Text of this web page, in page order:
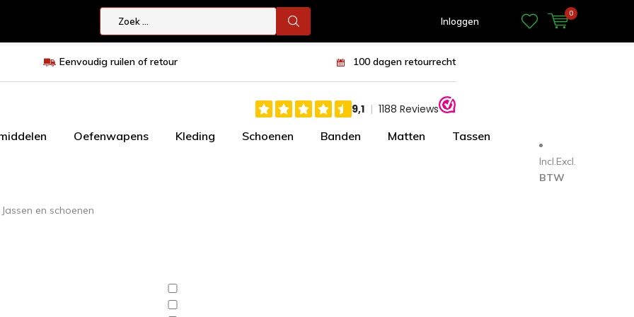
Inloggen
0
Eenvoudig ruilen of retour 100 dagen retourrecht
Oefenwapens Kleding Schoenen Banden Matten Tassen
Incl.Excl.
BTW
en schoenen